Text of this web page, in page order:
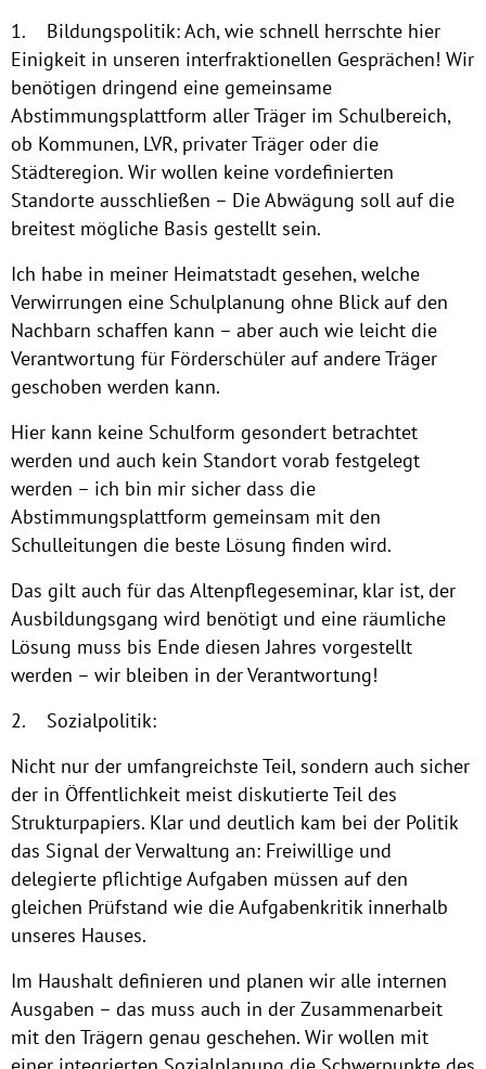
1. Bildungspolitik: Ach, wie schnell herrschte hier
Einigkeit in unseren interfraktionellen Gesprächen! Wir
benötigen dringend eine gemeinsame
Abstimmungsplattform aller Träger im Schulbereich,
ob Kommunen, LVR, privater Träger oder die
Städteregion. Wir wollen keine vordefinierten
Standorte ausschließen – Die Abwägung soll auf die
breitest mögliche Basis gestellt sein.
Ich habe in meiner Heimatstadt gesehen, welche
Verwirrungen eine Schulplanung ohne Blick auf den
Nachbarn schaffen kann – aber auch wie leicht die
Verantwortung für Förderschüler auf andere Träger
geschoben werden kann.
Hier kann keine Schulform gesondert betrachtet
werden und auch kein Standort vorab festgelegt
werden – ich bin mir sicher dass die
Abstimmungsplattform gemeinsam mit den
Schulleitungen die beste Lösung finden wird.
Das gilt auch für das Altenpflegeseminar, klar ist, der
Ausbildungsgang wird benötigt und eine räumliche
Lösung muss bis Ende diesen Jahres vorgestellt
werden – wir bleiben in der Verantwortung!
2. Sozialpolitik:
Nicht nur der umfangreichste Teil, sondern auch sicher
der in Öffentlichkeit meist diskutierte Teil des
Strukturpapiers. Klar und deutlich kam bei der Politik
das Signal der Verwaltung an: Freiwillige und
delegierte pflichtige Aufgaben müssen auf den
gleichen Prüfstand wie die Aufgabenkritik innerhalb
unseres Hauses.
Im Haushalt definieren und planen wir alle internen
Ausgaben – das muss auch in der Zusammenarbeit
mit den Trägern genau geschehen. Wir wollen mit